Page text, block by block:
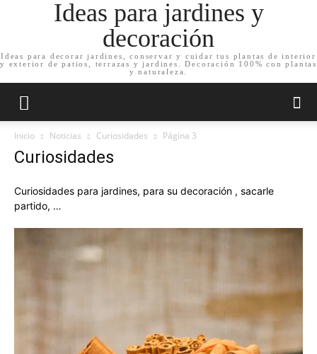
Ideas para jardines y
decoración
Ideas para decorar jardines, conservar y cuidar tus plantas de interior
y exterior de patios, terrazas y jardines. Decoración 100% con plantas
y naturaleza.
Inicio Noticias Curiosidades Página 3
Curiosidades
Curiosidades para jardines, para su decoración , sacarle
partido, …